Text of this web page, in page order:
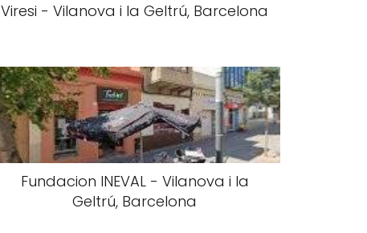
Viresi - Vilanova i la Geltrú, Barcelona
Fundacion INEVAL - Vilanova i la
Geltrú, Barcelona